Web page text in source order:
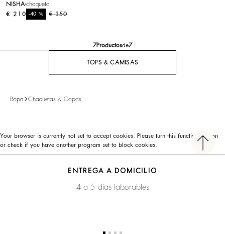
NISHA chaqueta
€ 350
-40%
€ 210
7Productosde7
TOPS & CAMISAS
Ropa Chaquetas & Capas
Your browser is currently not set to accept cookies. Please turn this functionality on
or check if you have another program set to block cookies.
ENTREGA A DOMICILIO
4 a 5 días laborables